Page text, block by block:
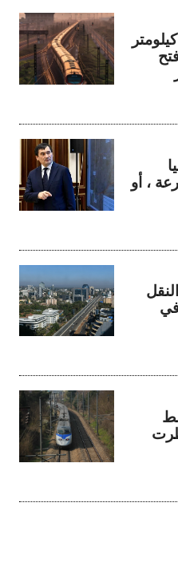
تعتزم بناء 1700 كيلومتر
، أو